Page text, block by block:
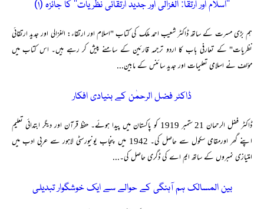
’’اسلام اور ارتقا: الغزالی اور جدید ارتقائی نظریات‘‘ کا جائزہ (۱)
ہم بڑی مسرت کے ساتھ ڈاکٹر شعیب احمد ملک کی کتاب "اسلام اور ارتقاء: الغزالی اور جدید ارتقائی
نظریات" کے تعارفی باب کا اردو ترجمہ قارئین کے سامنے پیش کر رہے ہیں۔ اس کتاب میں
مؤلف نے اسلامی تعلیمات اور جدید سائنس کے مابین...
ڈاکٹر فضل الرحمٰن کے بنیادی افکار
ڈاکٹر فضل الرحمان 21 ستمبر 1919 کو پاکستان میں پیدا ہوئے۔ حفظ قرآن اور دیگر ابتدائی تعلیم
اپنے گھر اورمقامی سکول سے حاصل کی۔ 1942 میں پنجاب یونیورسٹی لاہور سے عربی ادب میں
امتیازی نمبروں کے ساتھ ایم اے کی ڈگری حاصل کی۔...
بین المسالک ہم آہنگی کے حوالے سے ایک خوشگوار تبدیلی